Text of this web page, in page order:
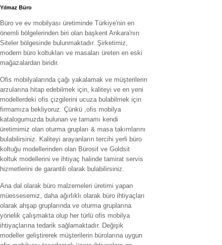
Yılmaz Büro
Büro ve ev mobilyası üretiminde Türkiye'nin en
önemli bölgelerinden biri olan başkent Ankara'nın
Siteler bölgesinde bulunmaktadır. Şirketimiz,
modern büro koltukları ve masaları üreten en eski
mağazalardan biridir.
Ofis mobilyalarında çağı yakalamak ve müşterilerin
arzularına hitap edebilmek için, kaliteyi ve en yeni
modellerdeki ofis çizgilerini ucuza bulabilmek için
firmamıza bekliyoruz. Çünkü ,ofis mobilya
katalogumuzda bulunan ve tamamı kendi
üretimimiz olan oturma grupları & masa takımlarını
bulabilirsiniz. Kaliteyi arayanların tercihi yerli büro
koltuğu modellerinden olan Bürosit ve Goldsit
koltuk modellerini ve ihtiyaç halinde tamirat servis
hizmetlerini de garantili olarak bulabilirsiniz.
Ana dal olarak büro malzemeleri üretimi yapan
müessesemiz, daha ağırlıklı olarak büro ihtiyaçları
olarak ahşap gruplarında ve oturma gruplarına
yönelik çalışmakta olup her türlü ofis mobilya
ihtiyaçlarına tedarik sağlamaktadır. Değişik
modeller geliştirerek müşterilerin bürolarına uygun